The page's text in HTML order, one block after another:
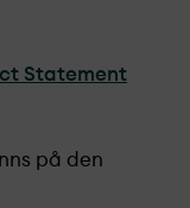
Statement
på den